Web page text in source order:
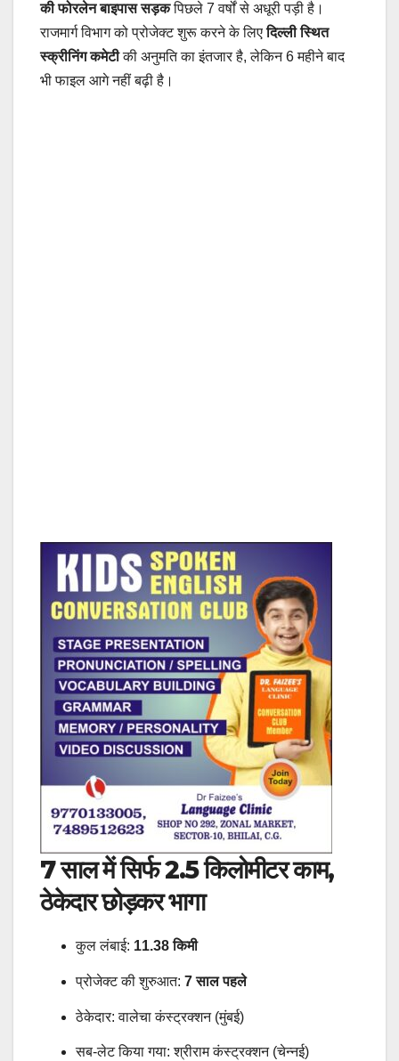
की फोरलेन बाइपास सड़कपिछले 7 वर्षों से अधूरी पड़ी है।
राजमार्ग विभाग को प्रोजेक्ट शुरू करने के लिएदिल्ली स्थित
स्क्रीनिंग कमेटीकी अनुमति का इंतजार है, लेकिन 6 महीने बाद
भी फाइल आगे नहीं बढ़ी है।
7 साल में सिर्फ 2.5 किलोमीटर काम,
ठेकेदार छोड़कर भागा
कुल लंबाई: 11.38 किमी
प्रोजेक्ट की शुरुआत: 7 साल पहले
ठेकेदार: वालेचा कंस्ट्रक्शन (मुंबई)
सब-लेट किया गया: श्रीराम कंस्ट्रक्शन (चेन्नई)